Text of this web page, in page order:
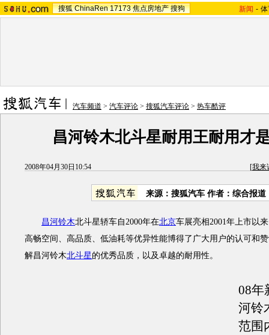
搜狐 ChinaRen 17173 焦点房地产 搜狗 新闻 -
汽车频道 > 汽车评论 > 搜狐汽车评论 > 热车酷评
昌河铃木北斗星耐用王耐用才
2008年04月30日10:54 [我来
来源：搜狐汽车 作者：综合报道
昌河铃木北斗星轿车自2000年在北京车展亮相2001年上市以
高畅空间、高品质、低油耗等优异性能博得了广大用户的认可和
解昌河铃木北斗星的优秀品质，以及卓越的耐用性。
08年
河铃
范围